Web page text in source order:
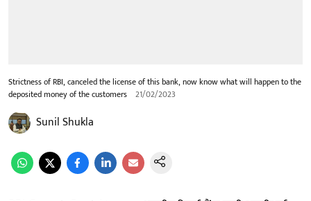
Strictness of RBI, canceled the license of this bank, now know what will happen to the
deposited money of the customers 21/02/2023
Sunil Shukla